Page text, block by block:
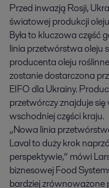
Przed inwazją Rosji,
światowej produkcji
Była to kluczowa część
linia przetwórstwa oleju
producenta oleju
zostanie dostarczona
EIFO dla Ukrainy.
przetwórczy znajduje
wschodniej części kraju.
„Nowa linia
Laval to duży krok
perspektywie,” mówi
biznesowej Food
bardziej zrównoważone